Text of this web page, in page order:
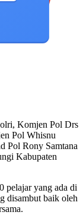
Komjen Pol Drs
Pol Whisnu
Pol Rony Samtana
Kabupaten
pelajar yang ada di
disambut baik oleh